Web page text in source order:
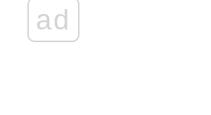
ad